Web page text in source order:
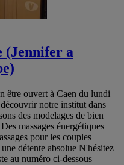
(Jennifer a
être ouvert à Caen du lundi
notre institut dans
des modelages de bien
massages énergétiques
pour les couples
détente absolue N'hésitez
au numéro ci-dessous